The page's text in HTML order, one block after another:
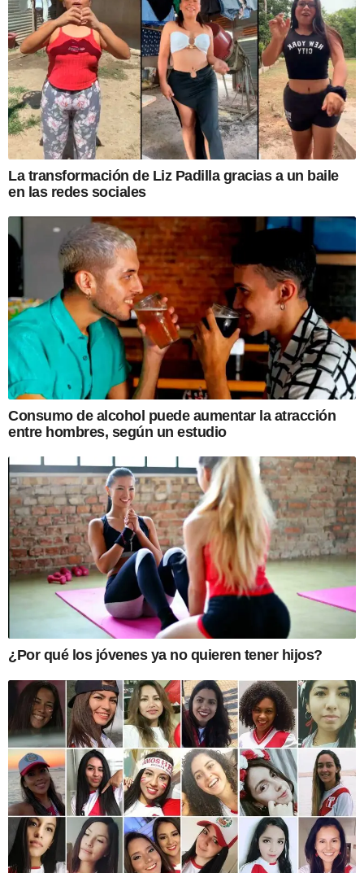
La transformación de Liz Padilla gracias a un baile
en las redes sociales
Consumo de alcohol puede aumentar la atracción
entre hombres, según un estudio
¿Por qué los jóvenes ya no quieren tener hijos?